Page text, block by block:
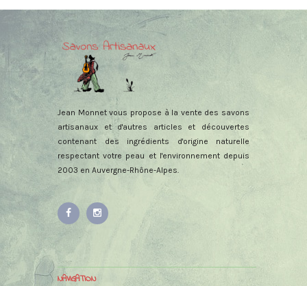
Jean Monnet vous propose à la vente des savons
artisanaux et d'autres articles et découvertes
contenant des ingrédients d'origine naturelle
respectant votre peau et l'environnement depuis
2003 en Auvergne-Rhône-Alpes.
NAVIGATION